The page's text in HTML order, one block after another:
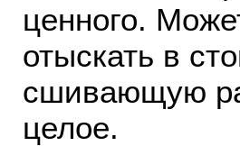
ценного.
отыскать в
сшивающую
целое.